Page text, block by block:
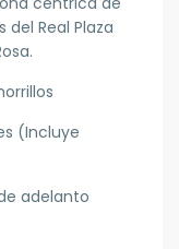
Real Plaza
(Incluye
adelanto